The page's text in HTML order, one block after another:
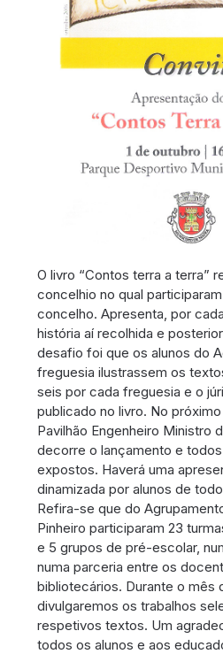
O livro “Contos terra a terra”
concelhio no qual
concelho. Apresenta, por
história aí recolhida e
desafio foi que os alunos do
freguesia ilustrassem os
seis por cada freguesia e o
publicado no livro. No
Pavilhão Engenheiro Ministro
decorre o lançamento e
expostos. Haverá uma
dinamizada por alunos de
Refira-se que do
Pinheiro participaram 23
e 5 grupos de pré-escolar,
numa parceria entre os
bibliotecários. Durante o mês
divulgaremos os trabalhos
respetivos textos. Um
todos os alunos e aos